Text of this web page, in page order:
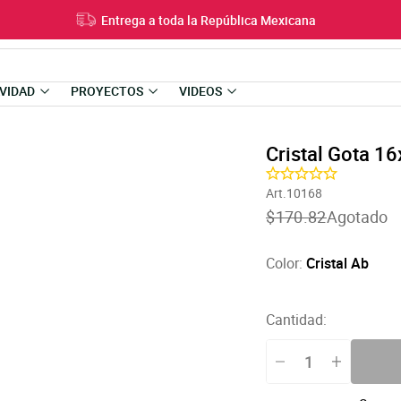
Entrega a toda la República Mexicana
PROYECTOS VIDEOS
Cristal Gota
Art.10168
Translation
missing:
$170.82Agotado
Color:Cristal Ab
Cantidad: